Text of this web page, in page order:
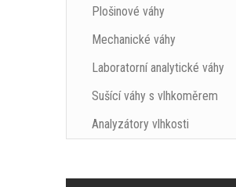
Plošinové váhy
Mechanické váhy
Laboratorní analytické váhy
Sušící váhy s vlhkoměrem
Analyzátory vlhkosti